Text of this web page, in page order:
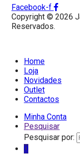
Facebook-f
Copyright © 2026
Reservados.
Home
Loja
Novidades
Outlet
Contactos
Minha Conta
Pesquisar
Pesquisar por:
0